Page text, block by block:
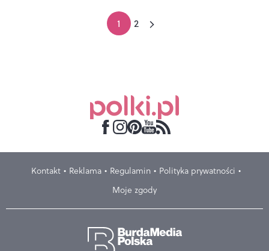
1 2
Kontakt Reklama Regulamin
Polityka prywatności
Moje zgody